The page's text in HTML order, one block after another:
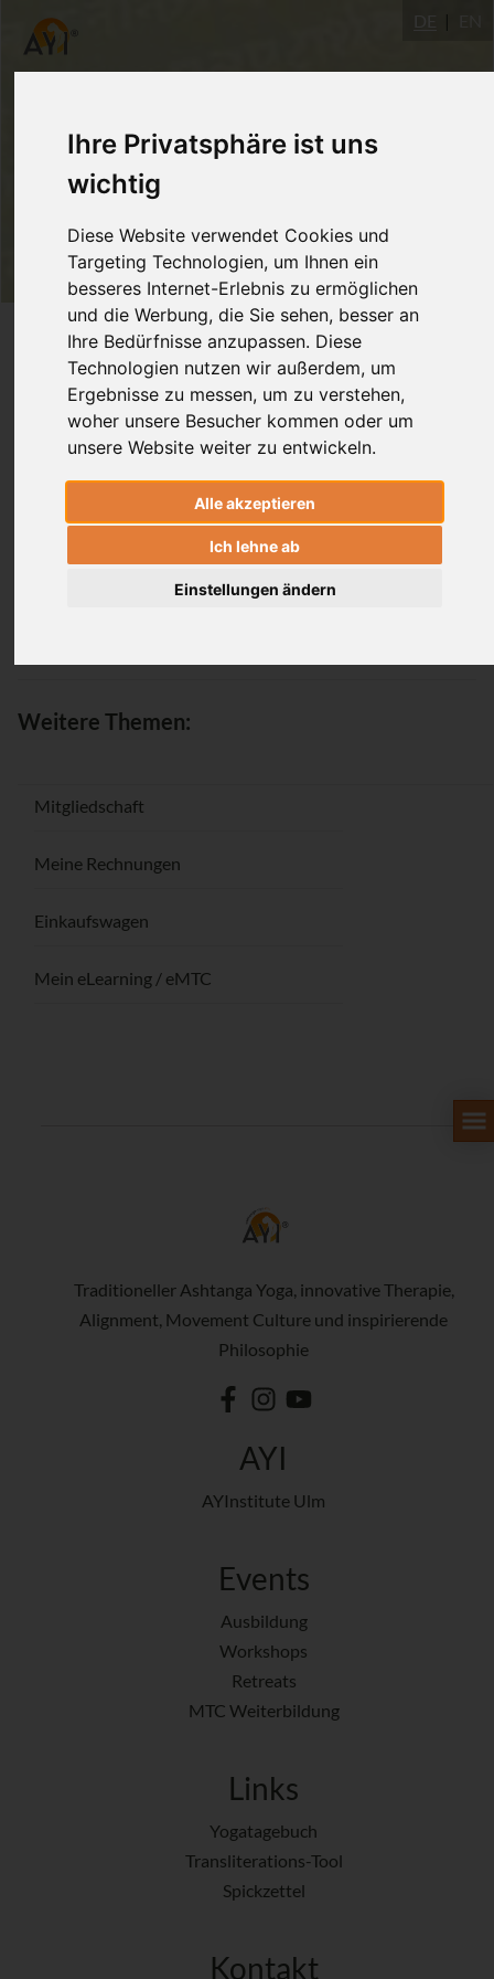
Ihre Privatsphäre ist uns
wichtig
Diese Website verwendet Cookies und
Targeting Technologien, um Ihnen ein
besseres Internet-Erlebnis zu ermöglichen
und die Werbung, die Sie sehen, besser an
Ihre Bedürfnisse anzupassen. Diese
Technologien nutzen wir außerdem, um
Ergebnisse zu messen, um zu verstehen,
woher unsere Besucher kommen oder um
unsere Website weiter zu entwickeln.
Alle akzeptieren
Ich lehne ab
Einstellungen ändern
Login
Passwort vergessen / Registrieren
Weitere Themen:
Mitgliedschaft
Meine Rechnungen
Einkaufswagen
Mein eLearning / eMTC
Traditioneller Ashtanga Yoga, innovative Therapie,
Alignment, Movement Culture und inspirierende
Philosophie
AYI
AYInstitute Ulm
Events
Ausbildung
Workshops
Retreats
MTC Weiterbildung
Links
Yogatagebuch
Transliterations-Tool
Spickzettel
Kontakt